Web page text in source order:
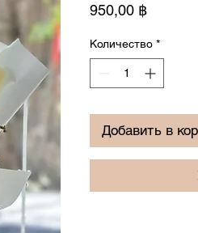
950,00 ฿Цена
Количество *
Добавить в